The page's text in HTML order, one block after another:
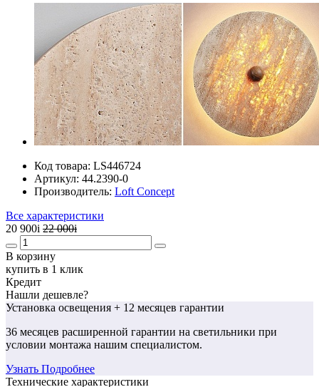
Код товара: LS446724
Артикул: 44.2390-0
Производитель: Loft Concept
Все характеристики
20 900i 22 000i
В корзину
купить в 1 клик
Кредит
Нашли дешевле?
Установка освещения + 12 месяцев гарантии
36 месяцев расширенной гарантии на светильники при
условии монтажа нашим специалистом.
Узнать Подробнее
Технические характеристики